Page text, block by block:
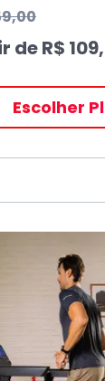
deR$
Escolher